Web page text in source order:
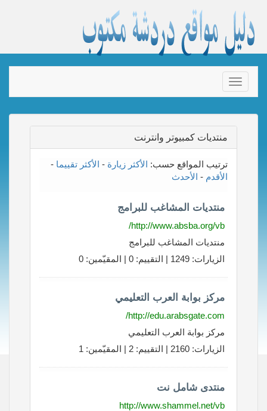
Toggle
navigation
منتديات كمبيوتر وانترنت
ترتيب المواقع حسب: الأكثر زيارة - الأكثر تقييما -
الأقدم - الأحدث
منتديات المشاغب للبرامج
http://www.absba.org/vb/
منتديات المشاغب للبرامج
الزيارات: 1249 | التقييم: 0 | المقيّمين: 0
مركز بوابة العرب التعليمي
http://edu.arabsgate.com/
مركز بوابة العرب التعليمي
الزيارات: 2160 | التقييم: 2 | المقيّمين: 1
منتدى شامل نت
http://www.shammel.net/vb